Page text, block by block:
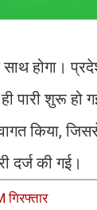
होगा।
पारी शुरू हो
किया,
दर्ज की गई।